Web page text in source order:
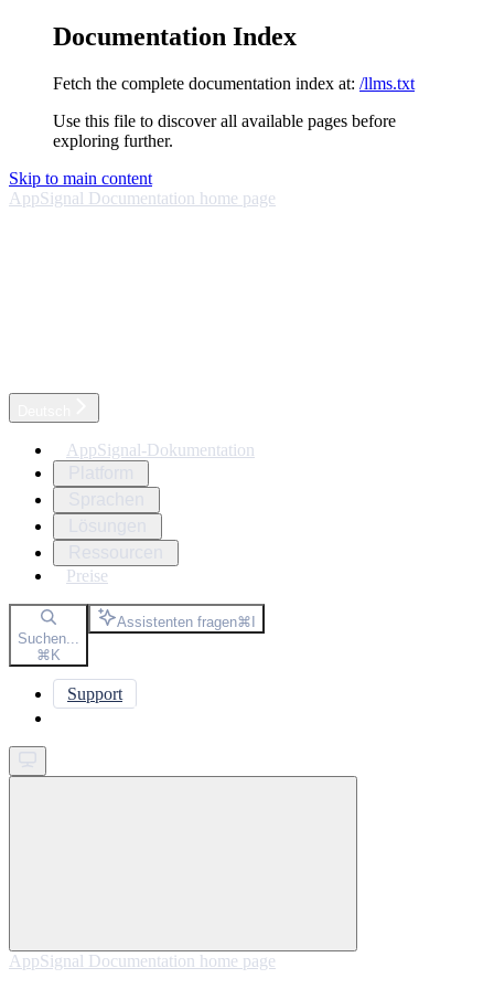
Documentation Index
Fetch the complete documentation index at: /llms.txt
Use this file to discover all available pages before
exploring further.
Skip to main content
AppSignal Documentation home page
AppSignal-Dokumentation
Preise
Suchen...
⌘K
Assistenten fragen⌘I
Support
AppSignal Documentation home page